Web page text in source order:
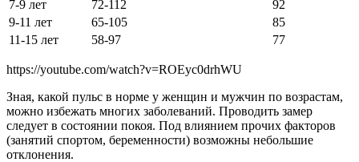
7-9 лет 72-112
92
9-11 лет
65-105
85
11-15 лет
58-97 77
https://youtube.com/watch?v=ROEyc0drhWU
Зная, какой пульс в норме у женщин и мужчин по возрастам,
можно избежать многих заболеваний. Проводить замер
следует в состоянии покоя. Под влиянием прочих факторов
(занятий спортом, беременности) возможны небольшие
отклонения.